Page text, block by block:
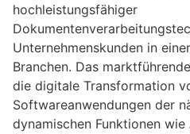
hochleistungsfähiger
Unternehmenskunden in
Branchen. Das
die digitale Transformation
Softwareanwendungen der
dynamischen Funktionen